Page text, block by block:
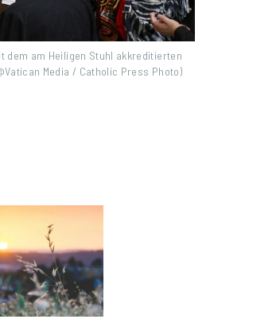
dem am Heiligen Stuhl akkreditierten
Media / Catholic Press Photo)